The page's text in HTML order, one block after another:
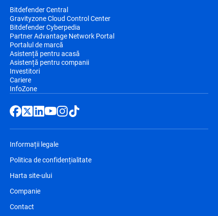
Bitdefender Central
Gravityzone Cloud Control Center
Bitdefender Cyberpedia
Partner Advantage Network Portal
Portalul de marcă
Asistență pentru acasă
Asistență pentru companii
Investitori
Cariere
InfoZone
Informații legale
Politica de confidențialitate
Harta site-ului
Companie
Contact